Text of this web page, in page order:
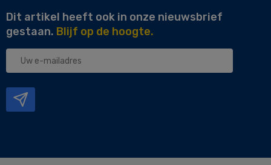
Dit artikel heeft ook in onze nieuwsbrief
gestaan. Blijf op de hoogte.
Uw